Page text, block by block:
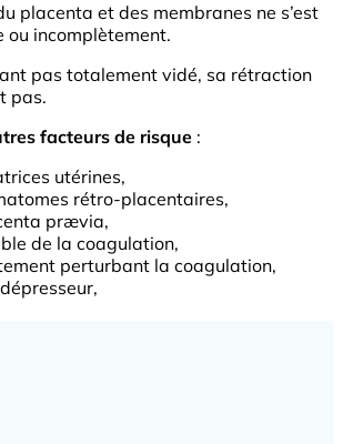
placenta et des membranes ne s’est
ou incomplètement.
pas totalement vidé, sa rétraction
pas.
facteurs de risque :
utérines,
rétro-placentaires,
prævia,
de la coagulation,
perturbant la coagulation,